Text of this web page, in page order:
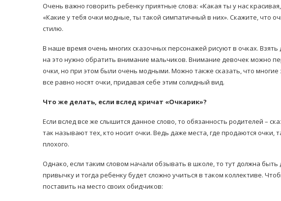
Очень важно говорить ребенку приятные слова: «Какая ты у нас
«Какие у тебя очки модные, ты такой симпатичный в них». Скажите, что
стилю.
В наше время очень многих сказочных персонажей рисуют в очках.
на это нужно обратить внимание мальчиков. Внимание девочек можно
очки, но при этом были очень модными. Можно также сказать, что
все равно носят очки, придавая себе этим солидный вид.
Что же делать, если вслед кричат «Очкарик»?
Если вслед все же слышится данное слово, то обязанность родителей –
так называют тех, кто носит очки. Ведь даже места, где продаются очки,
плохого.
Однако, если таким словом начали обзывать в школе, то тут должна быть
привычку и тогда ребенку будет сложно учиться в таком коллективе.
поставить на место своих обидчиков: